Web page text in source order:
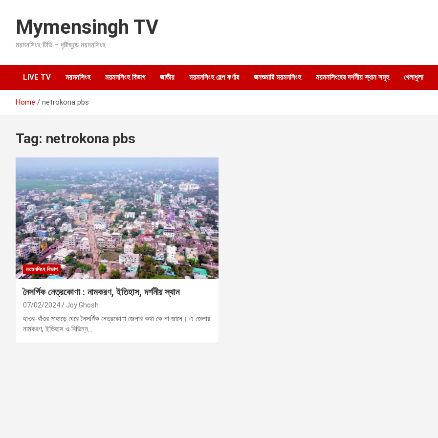
c
n
Mymensingh TV
ময়মনসিংহ টিভি – দৃষ্টিজুড়ে ময়মনসিংহ
LIVE TV ময়মনসিংহ ময়মনসিংহ বিভাগ জাতীয় ময়মনসিংহ হেল্প কর্ণার জনশুমারি ময়মনসিংহ ময়মনসিংহের দর্শনীয় স্থান সমূহ খেলাধুলা
Home netrokona pbs
Tag: netrokona pbs
ময়মনসিংহ বিভাগ
নৈসর্গিক নেত্রকোণা : নামকরণ, ইতিহাস, দর্শনীয় স্থান
07/02/2024 Joy Ghosh
হাওর-বাঁওর পাহাড়ে ঘেরে নৈসর্গিক নেত্রকোণা জেলার কথা কে না জানে। এ জেলার
নামকরণ, ইতিহাস ও বিভিন্ন…